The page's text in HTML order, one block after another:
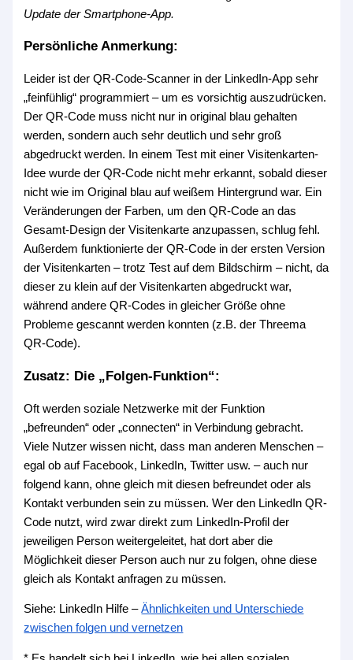
Update der Smartphone-App.
Persönliche Anmerkung:
Leider ist der QR-Code-Scanner in der LinkedIn-App sehr
„feinfühlig“ programmiert – um es vorsichtig auszudrücken.
Der QR-Code muss nicht nur in original blau gehalten
werden, sondern auch sehr deutlich und sehr groß
abgedruckt werden. In einem Test mit einer Visitenkarten-
Idee wurde der QR-Code nicht mehr erkannt, sobald dieser
nicht wie im Original blau auf weißem Hintergrund war. Ein
Veränderungen der Farben, um den QR-Code an das
Gesamt-Design der Visitenkarte anzupassen, schlug fehl.
Außerdem funktionierte der QR-Code in der ersten Version
der Visitenkarten – trotz Test auf dem Bildschirm – nicht, da
dieser zu klein auf der Visitenkarten abgedruckt war,
während andere QR-Codes in gleicher Größe ohne
Probleme gescannt werden konnten (z.B. der Threema
QR-Code).
Zusatz: Die „Folgen-Funktion“:
Oft werden soziale Netzwerke mit der Funktion
„befreunden“ oder „connecten“ in Verbindung gebracht.
Viele Nutzer wissen nicht, dass man anderen Menschen –
egal ob auf Facebook, LinkedIn, Twitter usw. – auch nur
folgend kann, ohne gleich mit diesen befreundet oder als
Kontakt verbunden sein zu müssen. Wer den LinkedIn QR-
Code nutzt, wird zwar direkt zum LinkedIn-Profil der
jeweiligen Person weitergeleitet, hat dort aber die
Möglichkeit dieser Person auch nur zu folgen, ohne diese
gleich als Kontakt anfragen zu müssen.
Siehe: LinkedIn Hilfe –Ähnlichkeiten und Unterschiede
zwischen folgen und vernetzen